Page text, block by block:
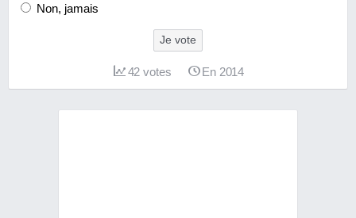
Non, jamais
Je vote
42 votes En 2014